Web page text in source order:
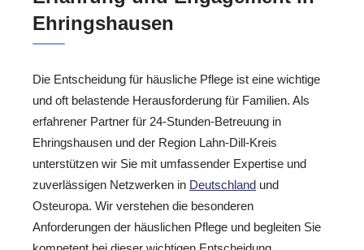
Ehringshausen
Die Entscheidung für häusliche Pflege ist eine wichtige
und oft belastende Herausforderung für Familien. Als
erfahrener Partner für 24-Stunden-Betreuung in
Ehringshausen und der Region Lahn-Dill-Kreis
unterstützen wir Sie mit umfassender Expertise und
zuverlässigen Netzwerken in Deutschland und
Osteuropa. Wir verstehen die besonderen
Anforderungen der häuslichen Pflege und begleiten Sie